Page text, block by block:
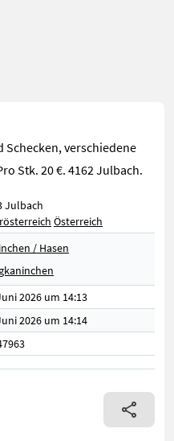
Schecken, verschiedene
Stk. 20 €. 4162 Julbach.
Julbach
Österreich
/ Hasen
2026 um 14:13
2026 um 14:14